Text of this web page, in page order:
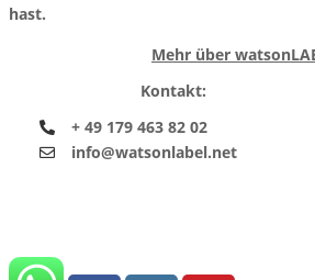
hast.
Mehr über
Kontakt:
+ 49 179 463 82 02
info@watsonlabel.net